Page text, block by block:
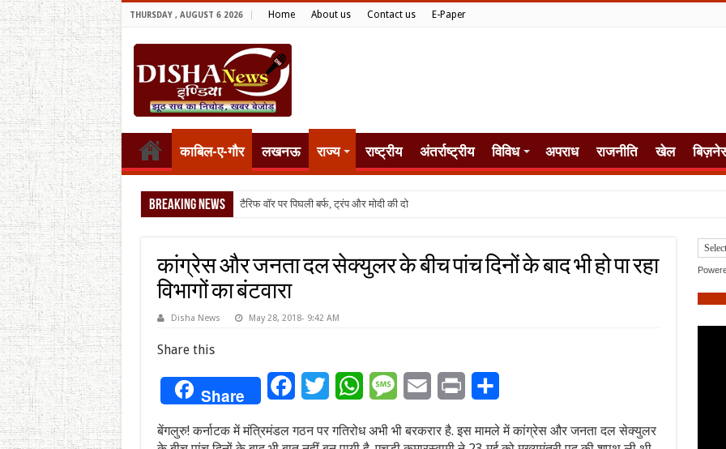
THURSDAY , AUGUST 6 2026 Home About us Contact us E-Paper
काबिल-ए-गौर लखनऊ राज्य राष्ट्रीय अंतर्राष्ट्रीय विविध अपराध राजनीति खेल
Breaking News टैरिफ वॉर पर पिघली बर्फ, ट्रंप और मोदी की दोस्ती से रिश्तों में
कांग्रेस और जनता दल सेक्युलर के बीच पांच दिनों के बाद भी हो पा रहा
विभागों का बंटवारा
Disha News May 28, 2018- 9:42 AM
Share this
Share FacebookTwitterWhatsAppMessageEmail Print
बेंगलुरु! कर्नाटक में मंत्रिमंडल गठन पर गतिरोध अभी भी बरकरार है. इस मामले में कांग्रेस और जनता दल सेक्युलर